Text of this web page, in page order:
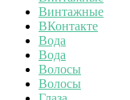
Винтажные
ВКонтакте
Вода
Вода
Волосы
Волосы